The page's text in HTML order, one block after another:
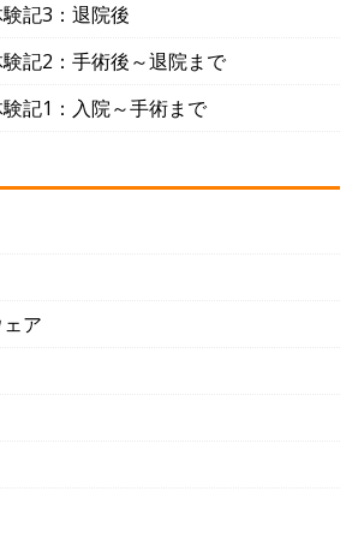
記3：退院後
記2：手術後～退院まで
記1：入院～手術まで
ア